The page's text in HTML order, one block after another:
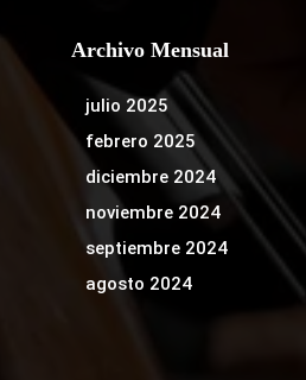
Archivo Mensual
julio 2025
febrero 2025
diciembre 2024
noviembre 2024
septiembre 2024
agosto 2024